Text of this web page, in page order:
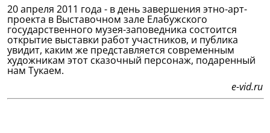
20 апреля 2011 года - в день завершения этно-арт-
проекта в Выставочном зале Елабужского
государственного музея-заповедника состоится
открытие выставки работ участников, и публика
увидит, каким же представляется современным
художникам этот сказочный персонаж, подаренный
нам Тукаем.
e-vid.ru